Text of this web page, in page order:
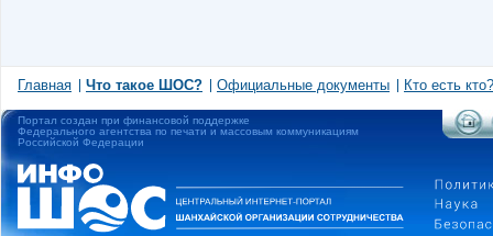
Главная Что такое ШОС? Официальные документы Кто есть кто?
Портал создан при финансовой поддержке
Федерального агентства по печати и массовым коммуникациям
Российской Федерации